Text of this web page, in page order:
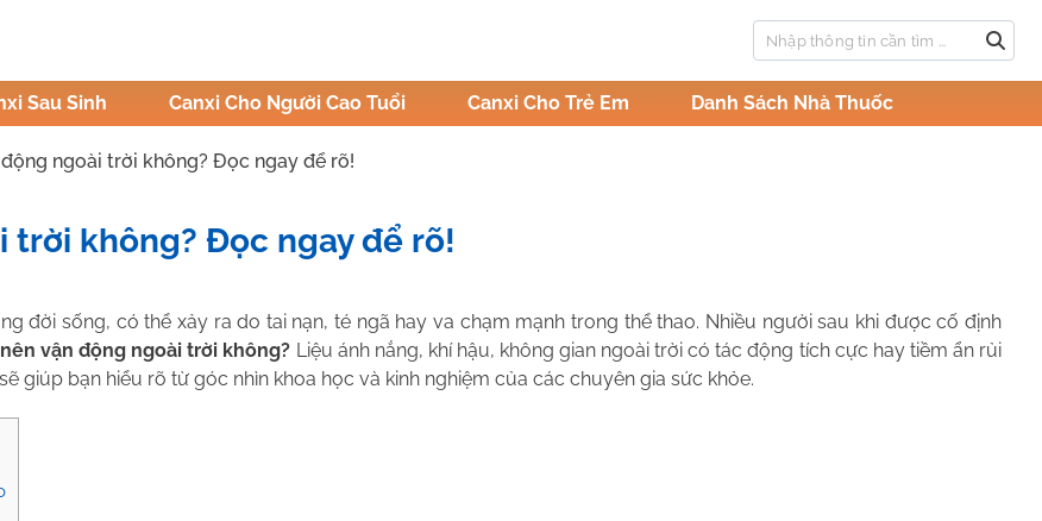
Sau Sinh Canxi Cho Người Cao Tuổi Canxi Cho Trẻ Em Danh Sách Nhà Thuốc
ngoài trời không? Đọc ngay để rõ!
trời không? Đọc ngay để rõ!
đời sống, có thể xảy ra do tai nạn, té ngã hay va chạm mạnh trong thể thao. Nhiều người sau khi được cố định
vận động ngoài trời không? Liệu ánh nắng, khí hậu, không gian ngoài trời có tác động tích cực hay tiềm ẩn rủi
giúp bạn hiểu rõ từ góc nhìn khoa học và kinh nghiệm của các chuyên gia sức khỏe.